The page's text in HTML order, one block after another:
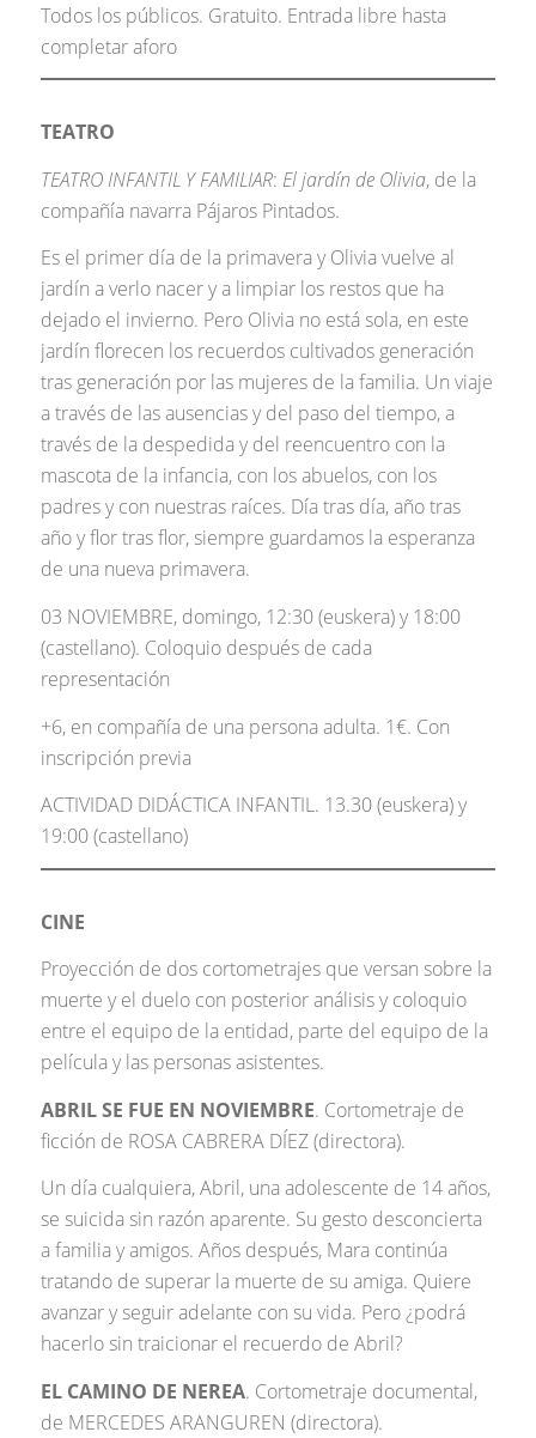
Todos los públicos. Gratuito. Entrada libre hasta
completar aforo
TEATRO
TEATRO INFANTIL Y FAMILIAR: El jardín de Olivia, de la
compañía navarra Pájaros Pintados.
Es el primer día de la primavera y Olivia vuelve al
jardín a verlo nacer y a limpiar los restos que ha
dejado el invierno. Pero Olivia no está sola, en este
jardín florecen los recuerdos cultivados generación
tras generación por las mujeres de la familia. Un viaje
a través de las ausencias y del paso del tiempo, a
través de la despedida y del reencuentro con la
mascota de la infancia, con los abuelos, con los
padres y con nuestras raíces. Día tras día, año tras
año y flor tras flor, siempre guardamos la esperanza
de una nueva primavera.
03 NOVIEMBRE, domingo, 12:30 (euskera) y 18:00
(castellano). Coloquio después de cada
representación
+6, en compañía de una persona adulta. 1€. Con
inscripción previa
ACTIVIDAD DIDÁCTICA INFANTIL. 13.30 (euskera) y
19:00 (castellano)
CINE
Proyección de dos cortometrajes que versan sobre la
muerte y el duelo con posterior análisis y coloquio
entre el equipo de la entidad, parte del equipo de la
película y las personas asistentes.
ABRIL SE FUE EN NOVIEMBRE. Cortometraje de
ficción de ROSA CABRERA DÍEZ (directora).
Un día cualquiera, Abril, una adolescente de 14 años,
se suicida sin razón aparente. Su gesto desconcierta
a familia y amigos. Años después, Mara continúa
tratando de superar la muerte de su amiga. Quiere
avanzar y seguir adelante con su vida. Pero ¿podrá
hacerlo sin traicionar el recuerdo de Abril?
EL CAMINO DE NEREA. Cortometraje documental,
de MERCEDES ARANGUREN (directora).